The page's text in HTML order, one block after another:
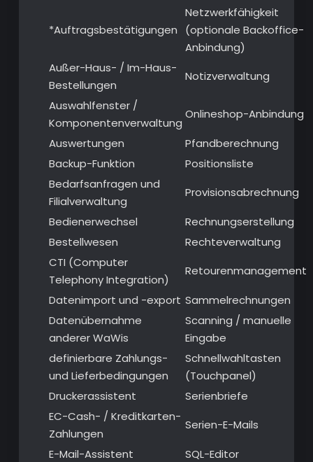
*Auftragsbestätigungen
Netzwerkfähigkeit
(optionale Backoffice-
Anbindung)
Außer-Haus- / Im-Haus-
Bestellungen
Notizverwaltung
Auswahlfenster /
Komponentenverwaltung
Onlineshop-Anbindung
Auswertungen
Pfandberechnung
Backup-Funktion
Positionsliste
Bedarfsanfragen und
Filialverwaltung
Provisionsabrechnung
Bedienerwechsel
Rechnungserstellung
Bestellwesen
Rechteverwaltung
CTI (Computer
Telephony Integration)
Retourenmanagement
Datenimport und -export Sammelrechnungen
Datenübernahme
anderer WaWis
Scanning / manuelle
Eingabe
definierbare Zahlungs-
und Lieferbedingungen
Schnellwahltasten
(Touchpanel)
Druckerassistent
Serienbriefe
EC-Cash- / Kreditkarten-
Zahlungen
Serien-E-Mails
E-Mail-Assistent
SQL-Editor